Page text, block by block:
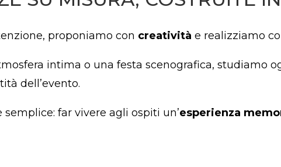
proponiamo con creatività e realizziamo
intima o una festa scenografica, studiamo
dell’evento.
far vivere agli ospiti un’esperienza